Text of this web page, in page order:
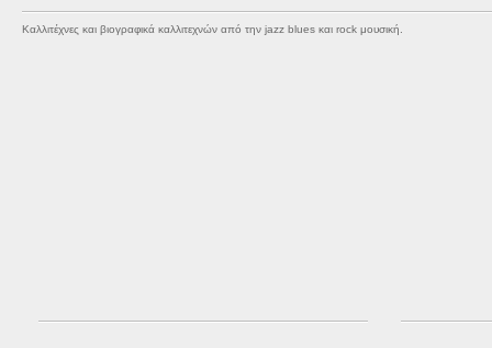
Καλλιτέχνες και βιογραφικά καλλιτεχνών από την jazz blues και rock μουσική.